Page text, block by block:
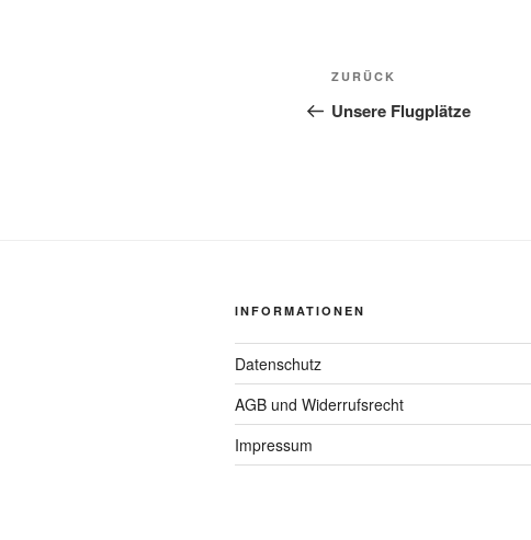
Vorheriger
Beitrag
ZURÜCK
Unsere Flugplätze
INFORMATIONEN
Datenschutz
AGB und Widerrufsrecht
Impressum